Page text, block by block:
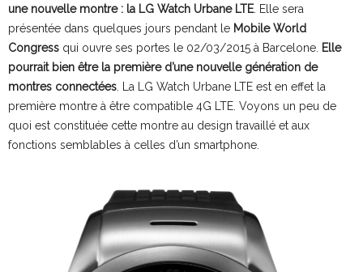
une nouvelle montre : la LG Watch Urbane LTE. Elle sera
présentée dans quelques jours pendant le Mobile World
Congress qui ouvre ses portes le 02/03/2015 à Barcelone. Elle
pourrait bien être la première d’une nouvelle génération de
montres connectées . La LG Watch Urbane LTE est en effet la
première montre à être compatible 4G LTE. Voyons un peu de
quoi est constituée cette montre au design travaillé et aux
fonctions semblables à celles d’un smartphone.